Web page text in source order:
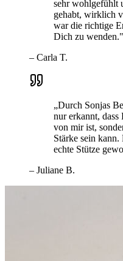
sehr wohlgefühlt
gehabt, wirklich
war die richtige
Dich zu wenden."
– Carla T.
„Durch Sonjas
nur erkannt,
von mir ist,
Stärke sein
echte Stütze
– Juliane B.